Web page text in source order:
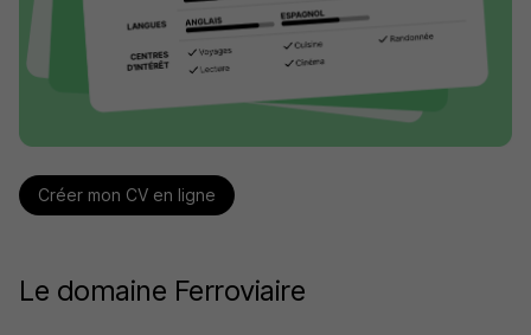
Créer mon CV en ligne
Le domaine Ferroviaire